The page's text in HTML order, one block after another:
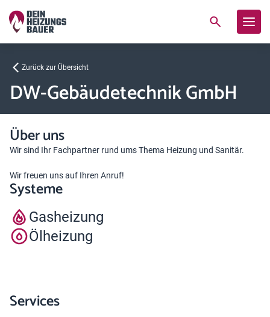
Zurück zur Übersicht
DW-Gebäudetechnik GmbH
Über uns
Wir sind Ihr Fachpartner rund ums Thema Heizung und Sanitär.
Wir freuen uns auf Ihren Anruf!
Systeme
Gasheizung
Ölheizung
Services